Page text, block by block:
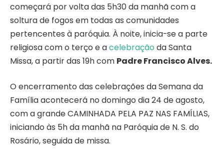
começará por volta das 5h30 da manhã com a
soltura de fogos em todas as comunidades
pertencentes à paróquia. À noite, inicia-se a parte
religiosa com o terço e acelebraçãoda Santa
Missa, a partir das 19h com Padre Francisco Alves.
O encerramento das celebrações da Semana da
Família acontecerá no domingo dia 24 de agosto,
com a grande CAMINHADA PELA PAZ NAS FAMÍLIAS,
iniciando às 5h da manhã na Paróquia de N. S. do
Rosário, seguida de missa.